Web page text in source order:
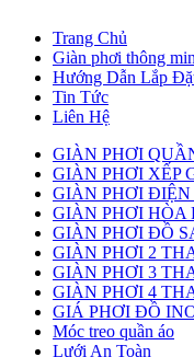
Trang Chủ
Giàn phơi thông
Hướng Dẫn Lắp
Tin Tức
Liên Hệ
GIÀN PHƠI
GIÀN PHƠI XẾP
GIÀN PHƠI ĐIỆN
GIÀN PHƠI HÒA
GIÀN PHƠI ĐỒ
GIÀN PHƠI 2
GIÀN PHƠI 3
GIÀN PHƠI 4
GIÁ PHƠI ĐỒ
Móc treo quần áo
Lưới An Toàn